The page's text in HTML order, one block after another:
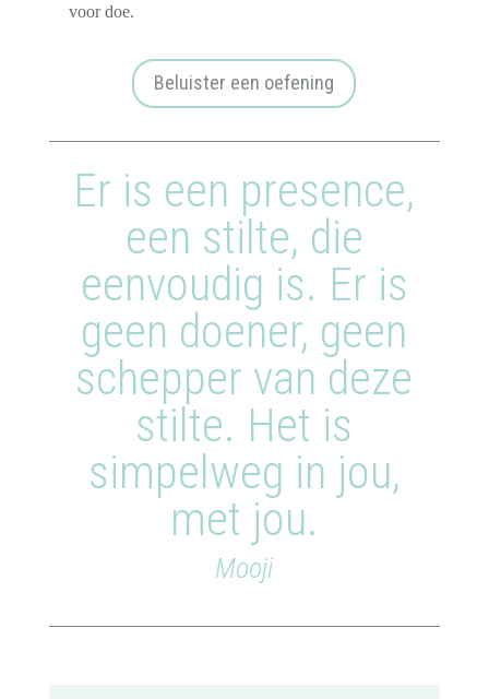
voor doe.
Beluister een oefening
Er is een presence,
een stilte, die
eenvoudig is. Er is
geen doener, geen
schepper van deze
stilte. Het is
simpelweg in jou,
met jou.
Mooji